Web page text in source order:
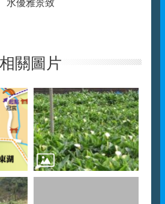
戲水空間 小橋流
水優雅景致
相關圖片